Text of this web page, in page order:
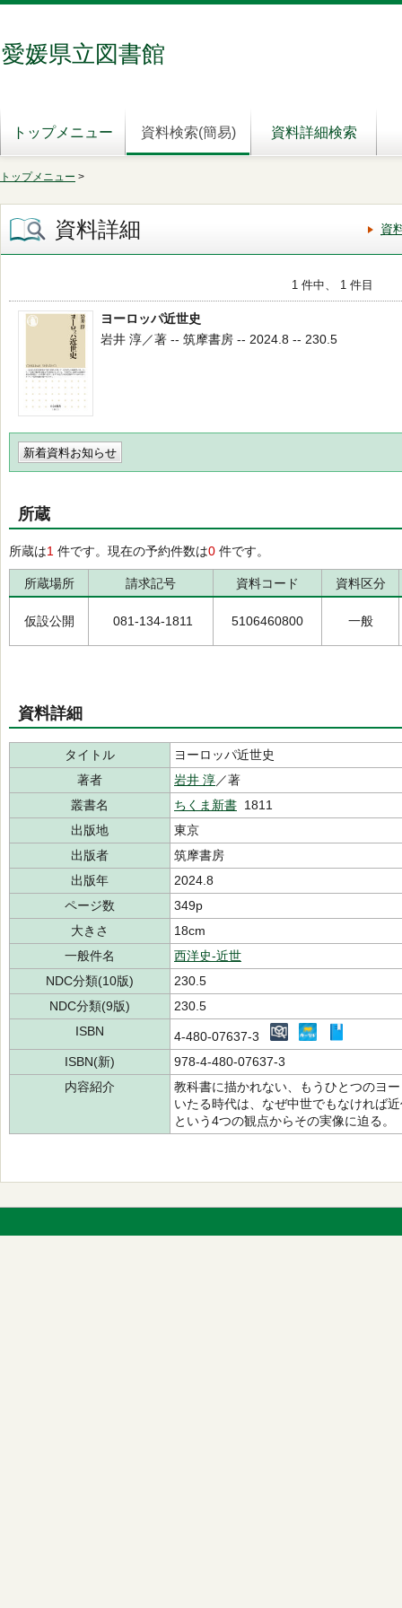
愛媛県立図書館
トップメニュー 資料検索(簡易) 資料詳細検索
トップメニュー >
資料詳細 資
1 件中、 1 件目
ヨーロッパ近世史
岩井 淳／著 -- 筑摩書房 -- 2024.8 -- 230.5
新着資料お知らせ
所蔵
所蔵は1 件です。現在の予約件数は0 件です。
所蔵場所 請求記号 資料コード 資料区分
仮設公開 081-134-1811 5106460800 一般
資料詳細
タイトル
ヨーロッパ近世史
著者
岩井 淳／著
叢書名
ちくま新書 1811
出版地
東京
出版者
筑摩書房
出版年
2024.8
ページ数
349p
大きさ
18cm
一般件名
西洋史-近世
NDC分類(10版)
230.5
NDC分類(9版)
230.5
ISBN
4-480-07637-3
ISBN(新)
978-4-480-07637-3
内容紹介
教科書に描かれない、もうひとつのヨ
いたる時代は、なぜ中世でもなければ
という4つの観点からその実像に迫る。